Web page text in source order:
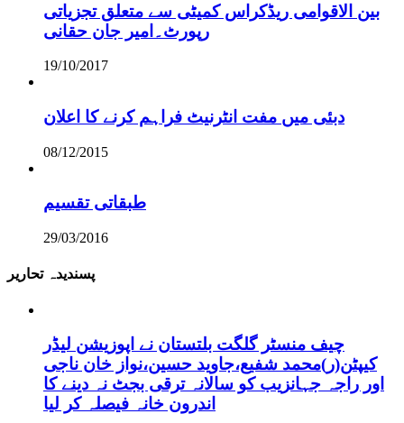
بین الاقوامی ریڈکراس کمیٹی سے متعلق تجزیاتی
رپورٹ۔امیر جان حقانی
19/10/2017
دبئی میں مفت انٹرنیٹ فراہم کرنے کا اعلان
08/12/2015
طبقاتی تقسیم
29/03/2016
پسندیدہ تحاریر
چیف منسٹر گلگت بلتستان نے اپوزیشن لیڈر
کیپٹن(ر)محمد شفیع،جاوید حسین،نواز خان ناجی
اور راجہ جہانزیب کو سالانہ ترقی بجٹ نہ دینے کا
اندرون خانہ فیصلہ کر لیا